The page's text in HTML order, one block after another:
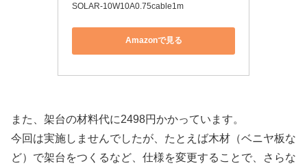
SOLAR-10W10A0.75cable1m
Amazonで見る
また、架台の材料代に2498円かかっています。
今回は実施しませんでしたが、たとえば木材（ベニヤ板な
ど）で架台をつくるなど、仕様を変更することで、さらな